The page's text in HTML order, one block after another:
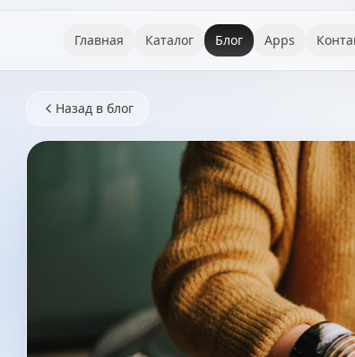
Главная Каталог Блог Apps
Назад в блог